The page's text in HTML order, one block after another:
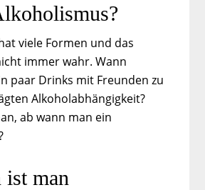
viele Formen und das
immer wahr. Wann
paar Drinks mit Freunden zu
Alkoholabhängigkeit?
ab wann man ein
man